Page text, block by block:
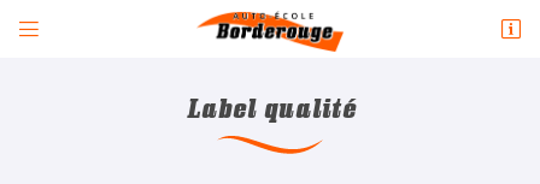
 
Label qualité